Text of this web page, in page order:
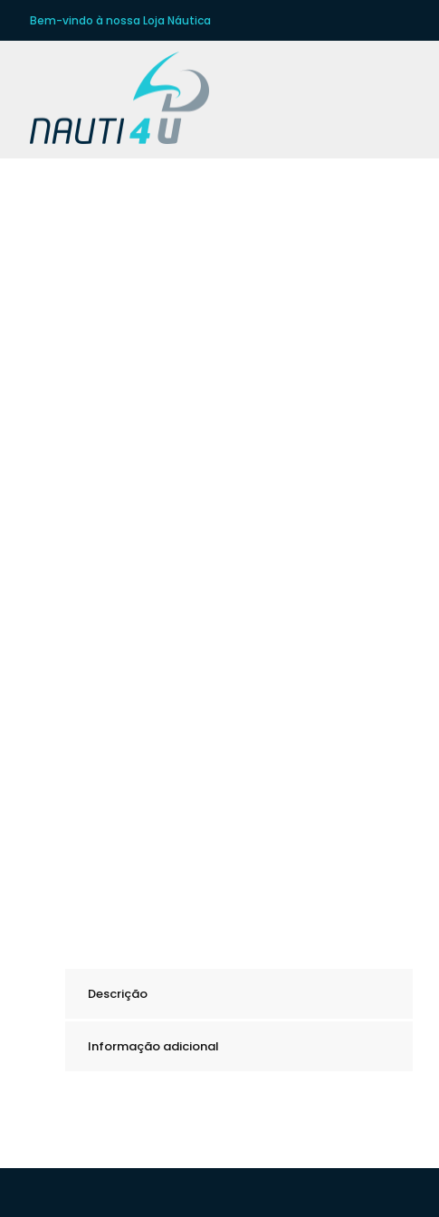
Bem-vindo à nossa Loja Náutica
Descrição
Informação adicional